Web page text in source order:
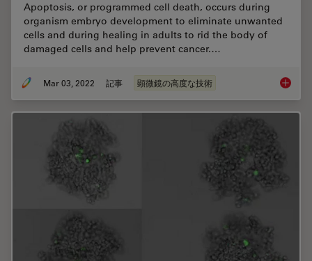
Apoptosis, or programmed cell death, occurs during
organism embryo development to eliminate unwanted
cells and during healing in adults to rid the body of
damaged cells and help prevent cancer.…
Mar 03, 2022 記事 顕微鏡の高度な技術